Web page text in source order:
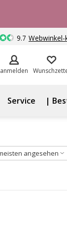
9.7
anmelden
Service |